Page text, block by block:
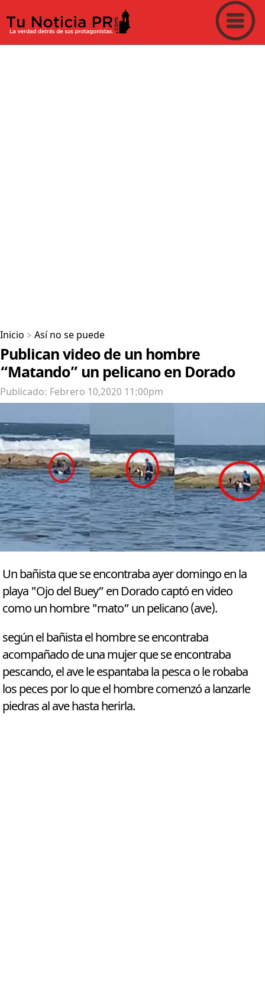
Inicio > Así no se puede
Publican video de un hombre
“Matando” un pelicano en Dorado
Publicado: Febrero 10,2020 11:00pm
Un bañista que se encontraba ayer domingo en la
playa "Ojo del Buey” en Dorado captó en video
como un hombre "mato” un pelicano (ave).
según el bañista el hombre se encontraba
acompañado de una mujer que se encontraba
pescando, el ave le espantaba la pesca o le robaba
los peces por lo que el hombre comenzó a lanzarle
piedras al ave hasta herirla.